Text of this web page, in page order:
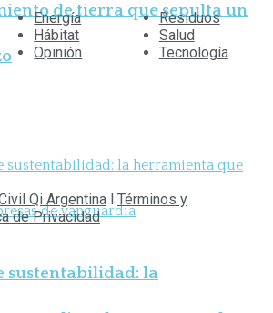
de tierra que sepulta un
sustentabilidad: la
Energía
Hábitat
Opinión
Residuos
Salud
Tecnología
Qi Argentina l Términos y
de Privacidad